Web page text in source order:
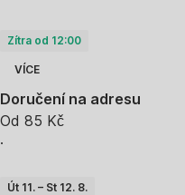
Zítra od 12:00
VÍCE
Doručení na adresu
Od 85 Kč
·
Út 11. – St 12. 8.